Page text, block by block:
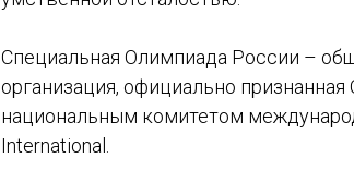
Специальная Олимпиада России –
организация, официально
национальным комитетом
International.